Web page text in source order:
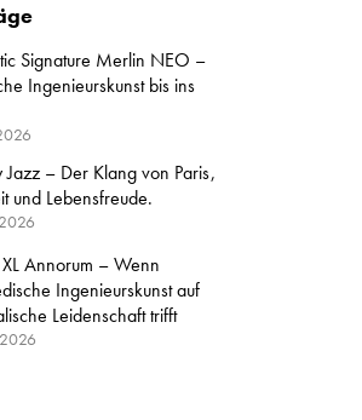
Signature Merlin NEO –
Ingenieurskunst bis ins
Jazz – Der Klang von Paris,
und Lebensfreude.
Annorum – Wenn
Ingenieurskunst auf
Leidenschaft trifft